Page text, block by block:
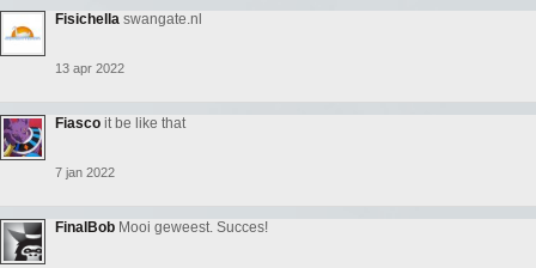
Fisichella swangate.nl
13 apr 2022
Fiasco it be like that
7 jan 2022
FinalBob Mooi geweest. Succes!